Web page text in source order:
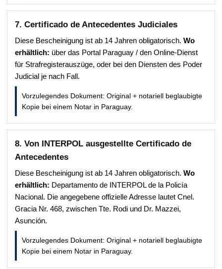
7. Certificado de Antecedentes Judiciales
Diese Bescheinigung ist ab 14 Jahren obligatorisch. Wo
erhältlich: über das Portal Paraguay / den Online-Dienst
für Strafregisterauszüge, oder bei den Diensten des Poder
Judicial je nach Fall.
Vorzulegendes Dokument: Original + notariell beglaubigte
Kopie bei einem Notar in Paraguay.
8. Von INTERPOL ausgestellte Certificado de
Antecedentes
Diese Bescheinigung ist ab 14 Jahren obligatorisch. Wo
erhältlich: Departamento de INTERPOL de la Policía
Nacional. Die angegebene offizielle Adresse lautet Cnel.
Gracia Nr. 468, zwischen Tte. Rodi und Dr. Mazzei,
Asunción.
Vorzulegendes Dokument: Original + notariell beglaubigte
Kopie bei einem Notar in Paraguay.